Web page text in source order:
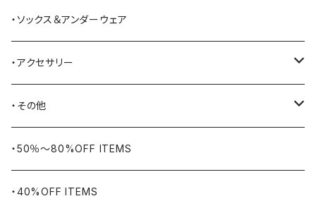
BAYSIDE
BELSTAFF
BIG BILL
WORKERS BIGDAY
BHADUR
ブリーフケース
ツールバッグ
シュー用品
・ソックス＆アンダーウェア
・アクセサリー
バングル・ブレスレット
リング
ネックレス・ペンダント
・その他
ヴィンテージ
アウトドア用品
・50％〜80%OFF ITEMS
・40%OFF ITEMS